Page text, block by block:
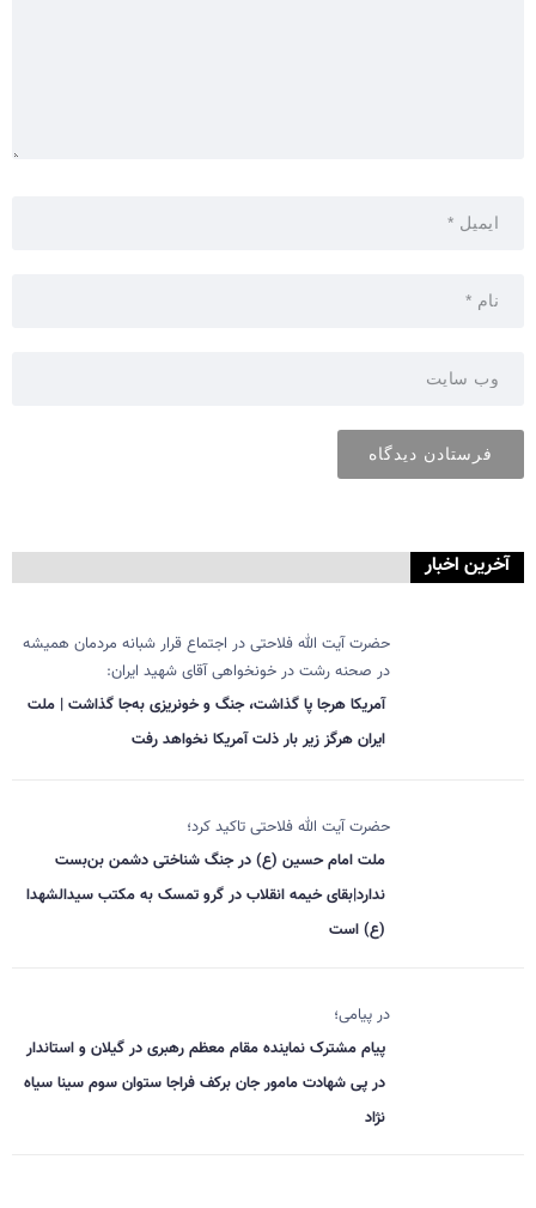
آخرین اخبار
حضرت آیت الله فلاحتی در اجتماع قرار شبانه مردمان همیشه
در صحنه رشت در خونخواهی آقای شهید ایران:
آمریکا هرجا پا گذاشت، جنگ و خونریزی به‌جا گذاشت | ملت
ایران هرگز زیر بار ذلت آمریکا نخواهد رفت
حضرت آیت الله فلاحتی تاکید کرد؛
ملت امام حسین (ع) در جنگ شناختی دشمن بن‌بست
ندارد|بقای خیمه انقلاب در گرو تمسک به مکتب سیدالشهدا
(ع) است
در پیامی؛
پیام مشترک نماینده مقام معظم رهبری در گیلان و استاندار
در پی شهادت مامور جان برکف فراجا ستوان سوم سینا سیاه
نژاد